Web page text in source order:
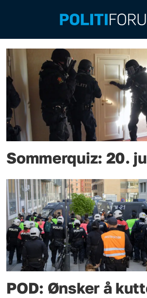
Emne:
politidistrikt
Sommerquiz: 20.
POD: Ønsker å